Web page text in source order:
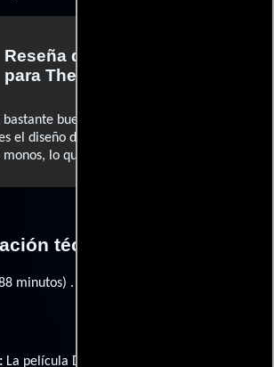
Reseña de
para The Guardian
buenos en su estilo:
el diseño de personajes, todo curvas
lo que molesta (...)
técnica y general
minutos) .
La película Daisy Quokka: World's Scariest